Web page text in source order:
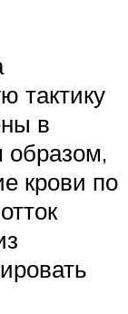
тактику
в
образом,
крови по